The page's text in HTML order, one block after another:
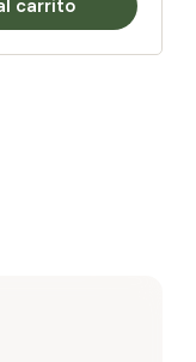
carrito